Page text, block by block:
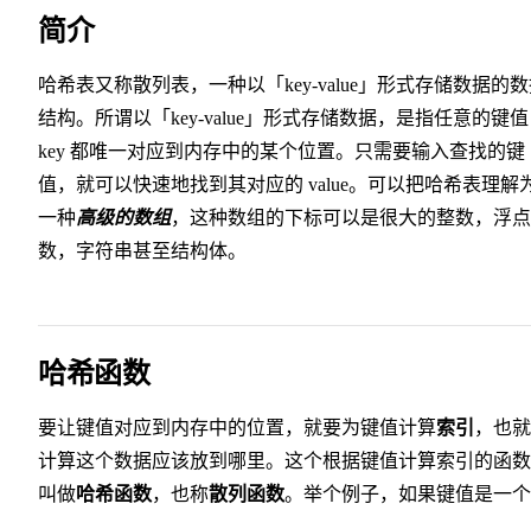
简介
哈希表又称散列表，一种以「key-value」形式存储数据的
结构。所谓以「key-value」形式存储数据，是指任意的键值
key 都唯一对应到内存中的某个位置。只需要输入查找的键
值，就可以快速地找到其对应的 value。可以把哈希表理解
一种高级的数组，这种数组的下标可以是很大的整数，浮点
数，字符串甚至结构体。
哈希函数
要让键值对应到内存中的位置，就要为键值计算索引 ，也
计算这个数据应该放到哪里。这个根据键值计算索引的函
叫做哈希函数，也称散列函数。举个例子，如果键值是一